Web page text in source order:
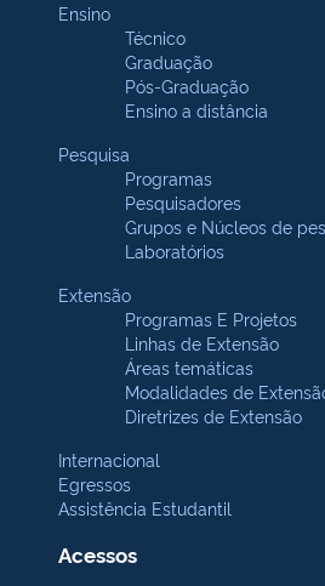
Ensino
Técnico
Graduação
Pós-Graduação
Ensino a distância
Pesquisa
Programas
Pesquisadores
Grupos e Núcleos de
Laboratórios
Extensão
Programas E Projetos
Linhas de Extensão
Áreas temáticas
Modalidades de
Diretrizes de Extensão
Internacional
Egressos
Assistência Estudantil
Acessos